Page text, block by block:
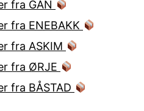
fra GAN
fra ENEBAKK
fra ASKIM
fra ØRJE
fra BÅSTAD